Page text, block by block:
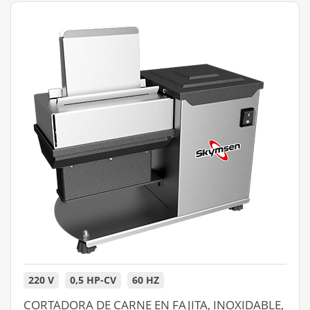
220 V 0,5 HP-CV 60 HZ
CORTADORA DE CARNE EN FAJITA, INOXIDABLE,